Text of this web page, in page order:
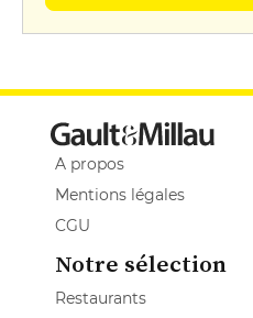
A propos
Mentions légales
CGU
Notre sélection
Restaurants